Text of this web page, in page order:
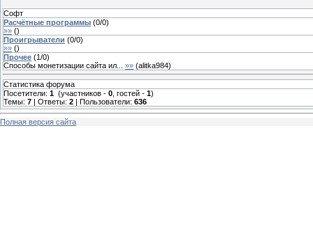
Софт
Расчётные программы (0/0)
»» ()
Проигрыватели (0/0)
»» ()
Прочее (1/0)
Способы монетизации сайта ил...
»» (alitka984)
Статистика форума
Посетители: 1 (участников - 0 , гостей - 1)
Темы: 7 | Ответы: 2 | Пользователи: 636
Полная версия сайта